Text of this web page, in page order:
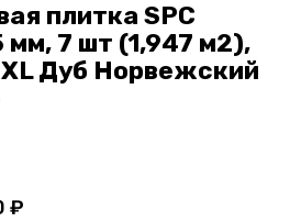
плитка SPC
мм, 7 шт (1,947 м2),
Дуб Норвежский
₽